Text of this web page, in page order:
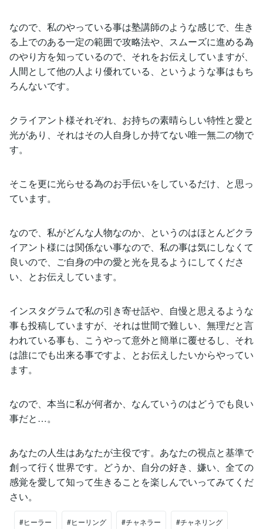
なので、私のやっている事は塾講師のような感じで、生き
る上でのある一定の範囲で攻略法や、スムーズに進める為
のやり方を知っているので、それをお伝えしていますが、
人間として他の人より優れている、というような事はもち
ろんないです。
クライアント様それぞれ、お持ちの素晴らしい特性と愛と
光があり、それはその人自身しか持てない唯一無二の物で
す。
そこを更に光らせる為のお手伝いをしているだけ、と思っ
ています。
なので、私がどんな人物なのか、というのはほとんどクラ
イアント様には関係ない事なので、私の事は気にしなくて
良いので、ご自身の中の愛と光を見るようにしてくださ
い、とお伝えしています。
インスタグラムで私の引き寄せ話や、自慢と思えるような
事も投稿していますが、それは世間で難しい、無理だと言
われている事も、こうやって意外と簡単に覆せるし、それ
は誰にでも出来る事ですよ、とお伝えしたいからやってい
ます。
なので、本当に私が何者か、なんていうのはどうでも良い
事だと…。
あなたの人生はあなたが主役です。あなたの視点と基準で
創って行く世界です。どうか、自分の好き、嫌い、全ての
感覚を愛して知って生きることを楽しんでいってみてくだ
さい。
#ヒーラー #ヒーリング #チャネラー #チャネリング